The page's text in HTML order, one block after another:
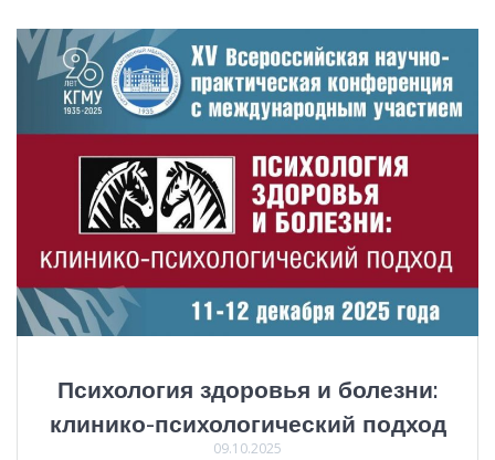
Психология здоровья и болезни:
клинико-психологический подход
09.10.2025